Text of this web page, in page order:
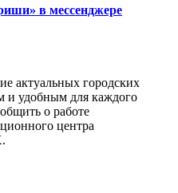
в мессенджере
актуальных городских
и удобным для каждого
о работе
центра